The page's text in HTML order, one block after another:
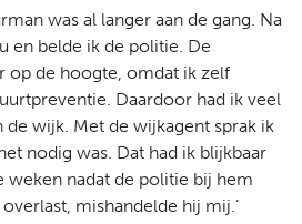
was al langer aan de gang. Na
en belde ik de politie. De
op de hoogte, omdat ik zelf
Daardoor had ik veel
wijk. Met de wijkagent sprak ik
nodig was. Dat had ik blijkbaar
nadat de politie bij hem
mishandelde hij mij.’